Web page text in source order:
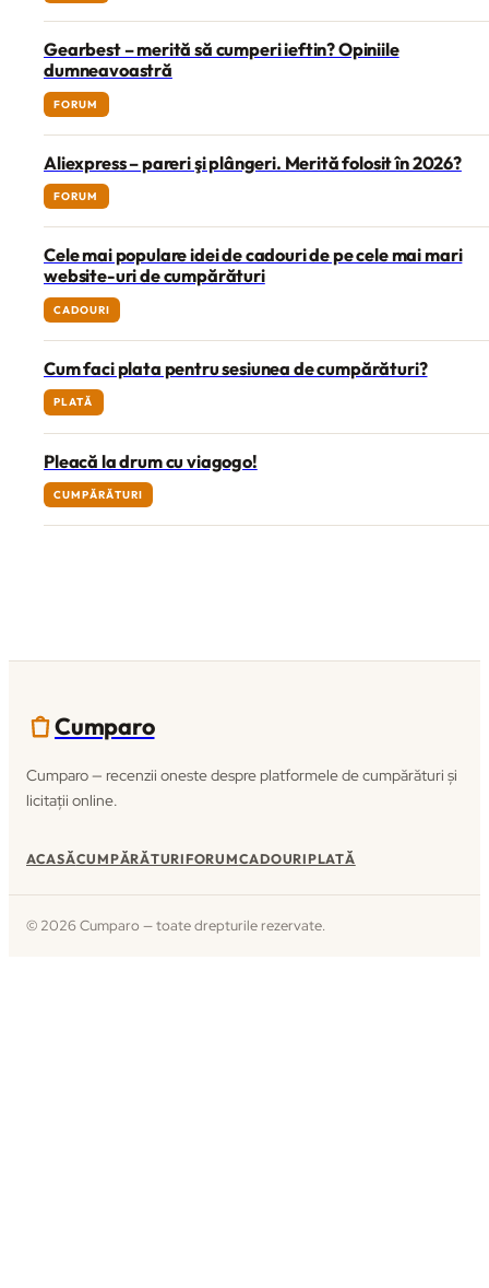
Gearbest – merită să cumperi ieftin? Opiniile
dumneavoastră
FORUM
Aliexpress – pareri şi plângeri. Merită folosit în 2026?
FORUM
Cele mai populare idei de cadouri de pe cele mai mari
website-uri de cumpărături
CADOURI
Cum faci plata pentru sesiunea de cumpărături?
PLATĂ
Pleacă la drum cu viagogo!
CUMPĂRĂTURI
Cumparo
Cumparo — recenzii oneste despre platformele de cumpărături și
licitații online.
ACASĂCUMPĂRĂTURIFORUMCADOURIPLATĂ
© 2026 Cumparo — toate drepturile rezervate.